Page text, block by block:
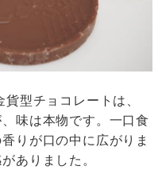
型チョコレートは、
味は本物です。一口食
りが口の中に広がりま
ありました。